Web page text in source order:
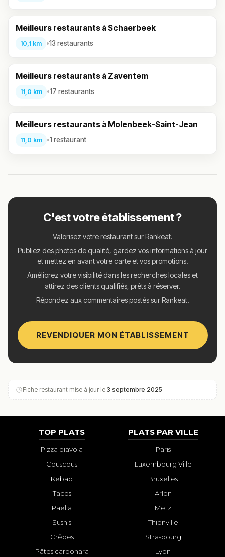
Meilleurs restaurants à Schaerbeek
10,1 km •13 restaurants
Meilleurs restaurants à Zaventem
11,0 km •17 restaurants
Meilleurs restaurants à Molenbeek-Saint-Jean
11,0 km •1 restaurant
C'est votre établissement ?
Valorisez votre restaurant sur Rankeat.
Publiez des photos de qualité, gardez vos informations à jour
et mettez en avant votre carte et vos promotions.
Améliorez votre visibilité dans les recherches locales et
attirez des clients qualifiés, prêts à réserver.
Répondez aux commentaires postés sur Rankeat.
REVENDIQUER MON ÉTABLISSEMENT
Fiche restaurant mise à jour le 3 septembre 2025
TOP PLATS
Pizza diavola
Couscous
Kebab
Tacos
Paëlla
Sushis
Crêpes
Pâtes carbonara
PLATS PAR VILLE
Paris
Luxembourg Ville
Bruxelles
Arlon
Metz
Thionville
Strasbourg
Lyon